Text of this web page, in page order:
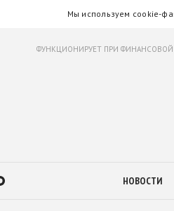
Мы используем cookie-
ФУНКЦИОНИРУЕТ ПРИ
НОВОСТИ